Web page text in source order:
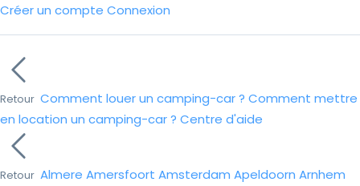
Créer un compte Connexion
Retour Comment louer un camping-car ? Comment mettre
en location un camping-car ? Centre d'aide
Retour Almere Amersfoort Amsterdam Apeldoorn Arnhem